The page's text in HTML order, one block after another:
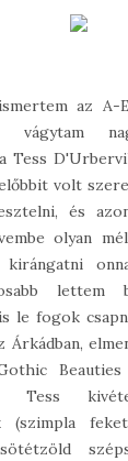
az A-
Tess
volt
és
olyan
lettem
le fogok
Árkádban,
Tess
(szimpla